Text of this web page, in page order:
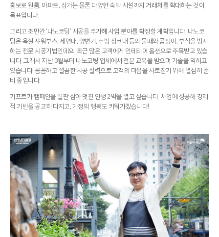
홍보로 원룸, 아파트, 상가는 물론 다양한 숙박 시설까지 거래처를 확대하는 것이
목표입니다.
그리고 조만간 ‘나노코팅’ 시공을 추가해 사업 분야를 확장할 계획입니다. 나노코
팅은 욕실 샤워부스, 세면대, 양변기, 주방 싱크대 등의 물때와 곰팡이, 부식을 방지
하는 전문 시공기법인데요. 최근 많은 고객에게 인테리어 옵션으로 주목받고 있습
니다. 그래서 지난 3월부터 나노코팅 업체에서 전문 교육을 받으며 기술을 익히고
있습니다. 꼼꼼하고 깔끔한 시공 실력으로 고객의 마음을 사로잡기 위해 열심히 준
비 중입니다.
기프트카 캠페인을 발판 삼아 멋진 인생 2막을 열고 싶습니다. 사업에 성공해 경제
적 기반을 공고히 다지고, 가정의 행복도 키워가겠습니다!